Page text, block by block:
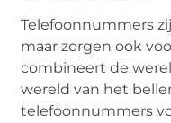
Telefoonnummers
maar zorgen ook
combineert de
wereld van het
telefoonnummers